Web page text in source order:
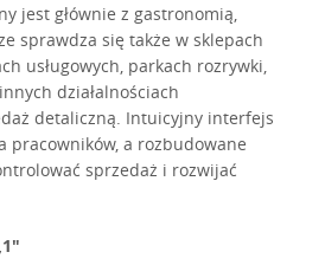
jest głównie z gastronomią,
sprawdza się także w sklepach
usługowych, parkach rozrywki,
działalnościach
detaliczną. Intuicyjny interfejs
pracowników, a rozbudowane
sprzedaż i rozwijać